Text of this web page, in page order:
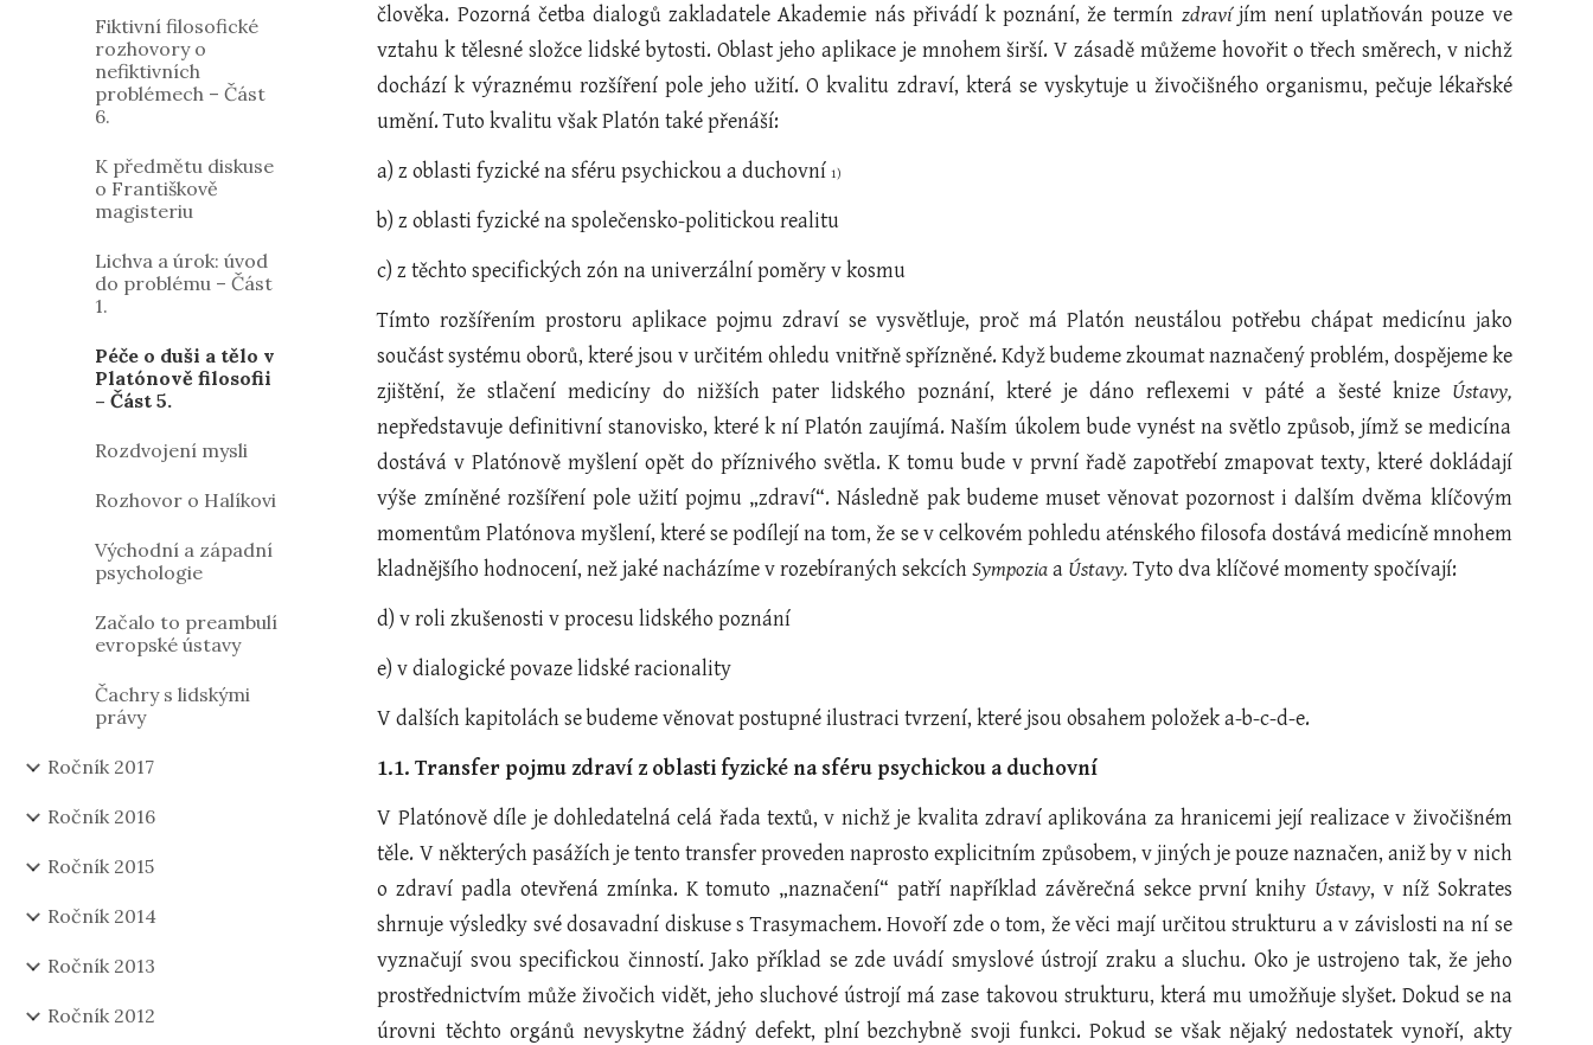
Fiktivní filosofické
rozhovory o
nefiktivních
problémech – Část
6.
K předmětu diskuse
o Františkově
magisteriu
Lichva a úrok: úvod
do problému – Část
1.
Péče o duši a tělo v
Platónově filosofii
– Část 5.
Rozdvojení mysli
Rozhovor o Halíkovi
Východní a západní
psychologie
Začalo to preambulí
evropské ústavy
Čachry s lidskými
právy
Ročník 2017
Ročník 2016
Ročník 2015
Ročník 2014
Ročník 2013
Ročník 2012
člověka. Pozorná četba dialogů zakladatele Akademie nás přivádí k poznání, že termín zdravíjím není uplatňován pouze ve
vztahu k tělesné složce lidské bytosti. Oblast jeho aplikace je mnohem širší. V zásadě můžeme hovořit o třech směrech, v nichž
dochází k výraznému rozšíření pole jeho užití. O kvalitu zdraví, která se vyskytuje u živočišného organismu, pečuje lékařské
umění. Tuto kvalitu však Platón také přenáší:
a) z oblasti fyzické na sféru psychickou a duchovní1)
b) z oblasti fyzické na společensko-politickou realitu
c) z těchto specifických zón na univerzální poměry v kosmu
Tímto rozšířením prostoru aplikace pojmu zdraví se vysvětluje, proč má Platón neustálou potřebu chápat medicínu jako
součást systému oborů, které jsou v určitém ohledu vnitřně spřízněné. Když budeme zkoumat naznačený problém, dospějeme ke
zjištění, že stlačení medicíny do nižších pater lidského poznání, které je dáno reflexemi v páté a šesté knize Ústavy,
nepředstavuje definitivní stanovisko, které k ní Platón zaujímá. Naším úkolem bude vynést na světlo způsob, jímž se medicína
dostává v Platónově myšlení opět do příznivého světla. K tomu bude v první řadě zapotřebí zmapovat texty, které dokládají
výše zmíněné rozšíření pole užití pojmu „zdraví“. Následně pak budeme muset věnovat pozornost i dalším dvěma klíčovým
momentům Platónova myšlení, které se podílejí na tom, že se v celkovém pohledu aténského filosofa dostává medicíně mnohem
kladnějšího hodnocení, než jaké nacházíme v rozebíraných sekcíchSympoziaa Ústavy.Tyto dva klíčové momenty spočívají:
d) v roli zkušenosti v procesu lidského poznání
e) v dialogické povaze lidské racionality
V dalších kapitolách se budeme věnovat postupné ilustraci tvrzení, které jsou obsahem položek a-b-c-d-e.
1.1. Transfer pojmu zdraví z oblasti fyzické na sféru psychickou a duchovní
V Platónově díle je dohledatelná celá řada textů, v nichž je kvalita zdraví aplikována za hranicemi její realizace v živočišném
těle. V některých pasážích je tento transfer proveden naprosto explicitním způsobem, v jiných je pouze naznačen, aniž by v nich
o zdraví padla otevřená zmínka. K tomuto „naznačení“ patří například závěrečná sekce první knihy Ústavy, v níž Sokrates
shrnuje výsledky své dosavadní diskuse s Trasymachem. Hovoří zde o tom, že věci mají určitou strukturu a v závislosti na ní se
vyznačují svou specifickou činností. Jako příklad se zde uvádí smyslové ústrojí zraku a sluchu. Oko je ustrojeno tak, že jeho
prostřednictvím může živočich vidět, jeho sluchové ústrojí má zase takovou strukturu, která mu umožňuje slyšet. Dokud se na
úrovni těchto orgánů nevyskytne žádný defekt, plní bezchybně svoji funkci. Pokud se však nějaký nedostatek vynoří, akty